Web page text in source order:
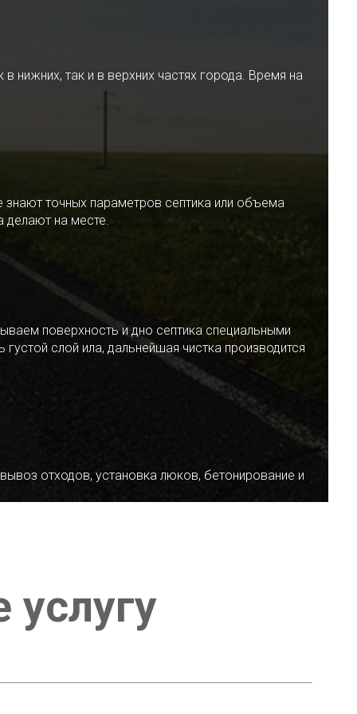
так и в верхних частях города. Время на
точных параметров септика или объема
делают на месте.
поверхность и дно септика специальными
слой ила, дальнейшая чистка производится
отходов, установка люков, бетонирование и
услугу